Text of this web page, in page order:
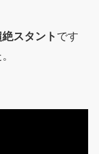
絶スタント です